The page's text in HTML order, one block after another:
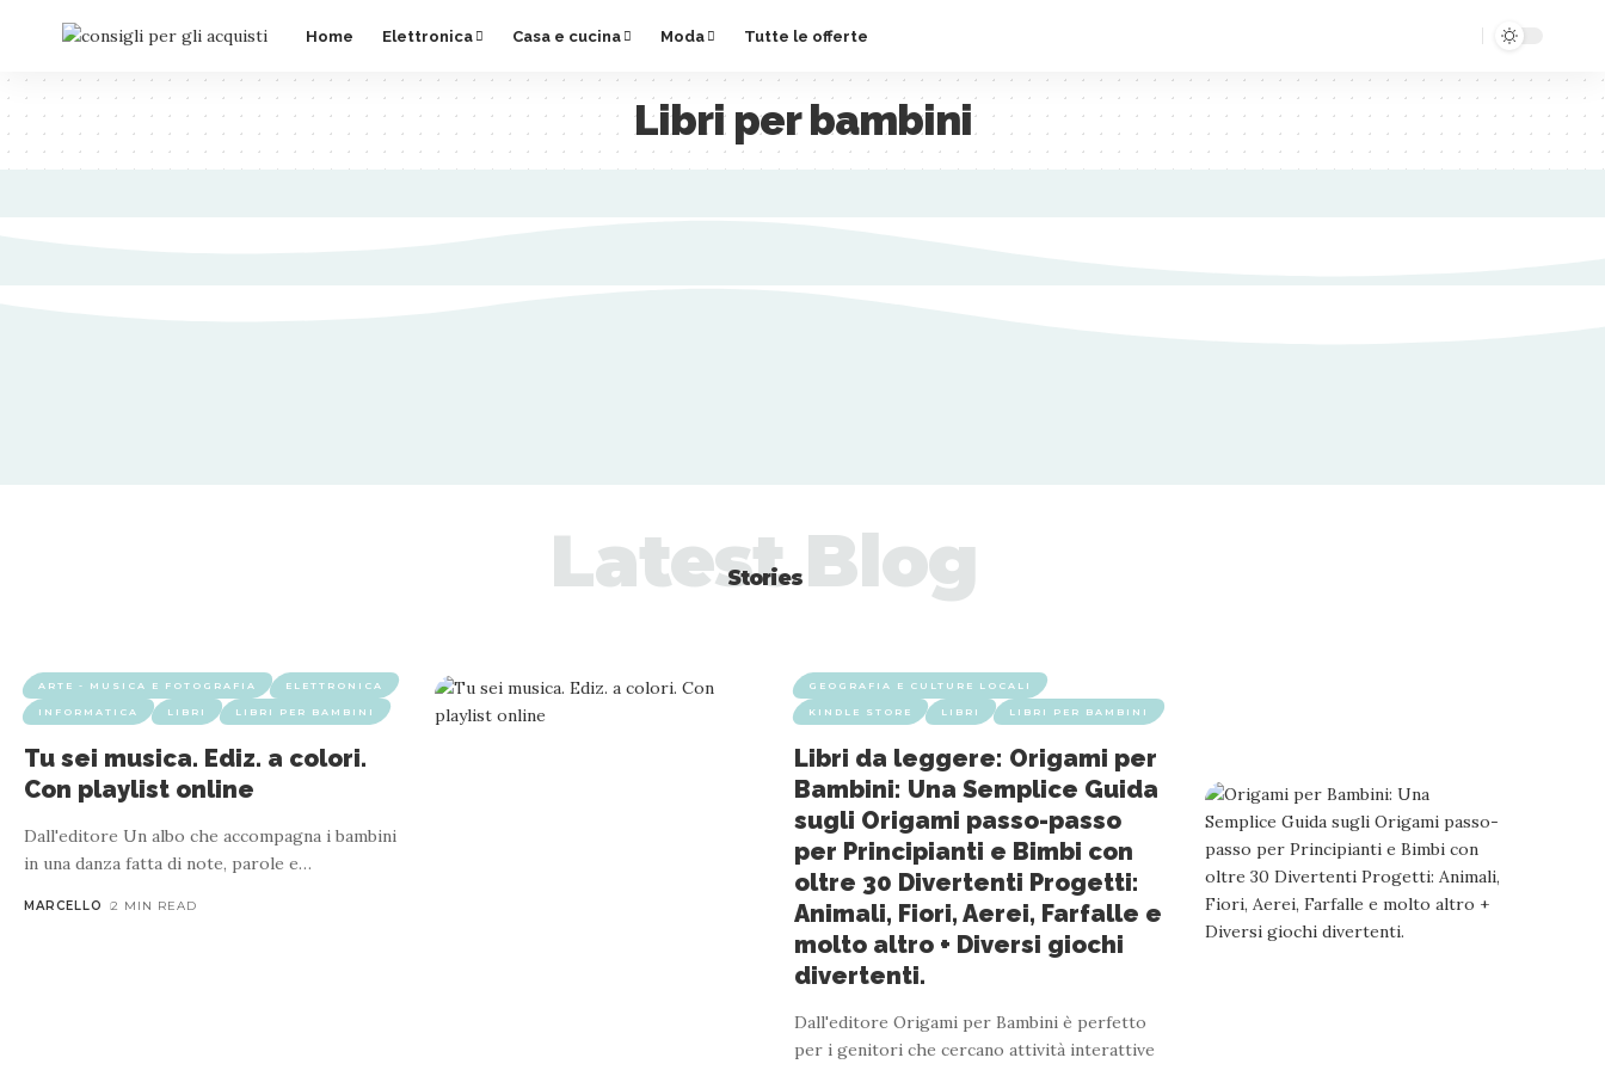
Home Elettronica Casa e cucina Moda Tutte le offerte
Libri per bambini
Stories
Latest Blog
ARTE - MUSICA E FOTOGRAFIA ELETTRONICA
INFORMATICA LIBRI LIBRI PER BAMBINI
Tu sei musica. Ediz. a colori.
Con playlist online
Dall'editore Un albo che accompagna i bambini
in una danza fatta di note, parole e…
MARCELLO 2 MIN READ
GEOGRAFIA E CULTURE LOCALI
KINDLE STORE LIBRI LIBRI PER BAMBINI
Libri da leggere: Origami per
Bambini: Una Semplice Guida
sugli Origami passo-passo
per Principianti e Bimbi con
oltre 30 Divertenti Progetti:
Animali, Fiori, Aerei, Farfalle e
molto altro + Diversi giochi
divertenti.
Dall'editore Origami per Bambini è perfetto
per i genitori che cercano attività interattive